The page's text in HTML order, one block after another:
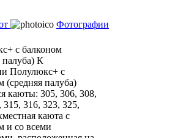
Фотографии
с балконом
палуба) К
Полулюкс+ с
(средняя палуба)
каюты: 305, 306, 308,
315, 316, 323, 325,
каюта с
и со всеми